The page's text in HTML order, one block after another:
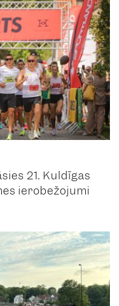
21. Kuldīgas
ierobežojumi